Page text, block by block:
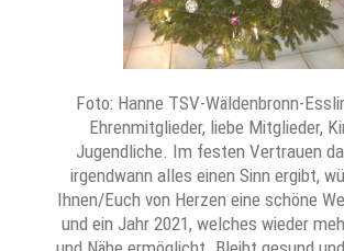
Foto: Hanne TSV-Wäldenbronn-
Ehrenmitglieder, liebe Mitglieder,
Jugendliche. Im festen Vertrauen
irgendwann alles einen Sinn ergibt,
Ihnen/Euch von Herzen eine schöne
und ein Jahr 2021, welches wieder